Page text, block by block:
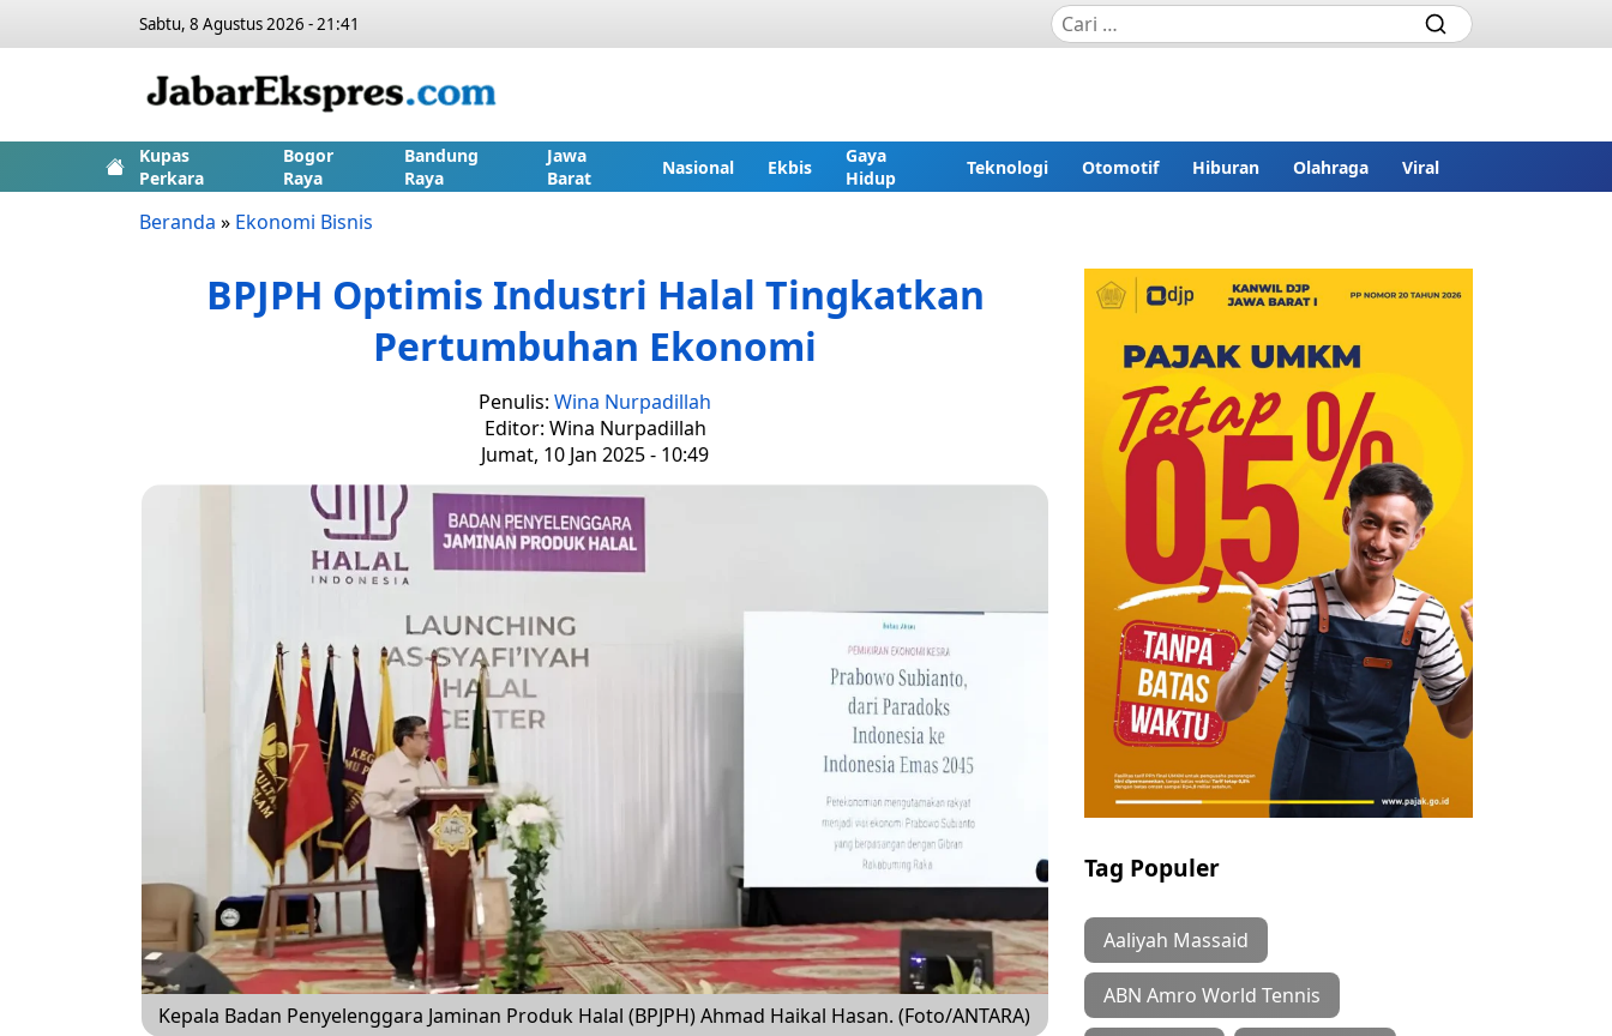
Sabtu, 8 Agustus 2026 - 21:41
Kupas
Perkara
Bogor
Raya
Bandung
Raya
Jawa
Barat
Nasional Ekbis
Gaya
Hidup
Teknologi Otomotif Hiburan Olahraga Viral
Beranda » Ekonomi Bisnis
BPJPH Optimis Industri Halal Tingkatkan
Pertumbuhan Ekonomi
Penulis: Wina Nurpadillah
Editor: Wina Nurpadillah
Jumat, 10 Jan 2025 - 10:49
Kepala Badan Penyelenggara Jaminan Produk Halal (BPJPH) Ahmad Haikal Hasan. (Foto/ANTARA)
Tag Populer
Aaliyah Massaid
ABN Amro World Tennis